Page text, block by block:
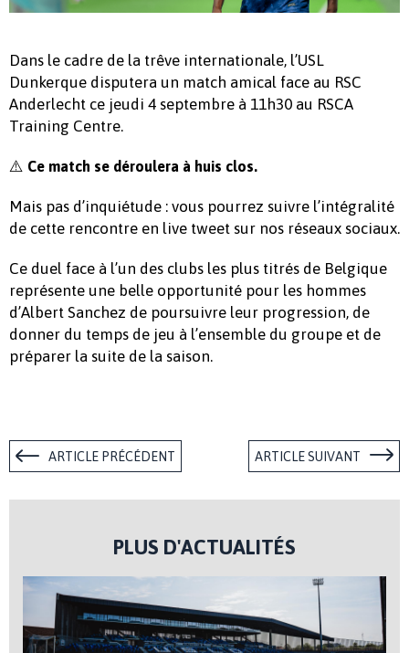
Dans le cadre de la trêve internationale, l’USL
Dunkerque disputera un match amical face au RSC
Anderlecht ce jeudi 4 septembre à 11h30 au RSCA
Training Centre.
⚠️ Ce match se déroulera à huis clos.
Mais pas d’inquiétude : vous pourrez suivre l’intégralité
de cette rencontre en live tweet sur nos réseaux sociaux.
Ce duel face à l’un des clubs les plus titrés de Belgique
représente une belle opportunité pour les hommes
d’Albert Sanchez de poursuivre leur progression, de
donner du temps de jeu à l’ensemble du groupe et de
préparer la suite de la saison.
ARTICLE PRÉCÉDENT ARTICLE SUIVANT
PLUS D'ACTUALITÉS